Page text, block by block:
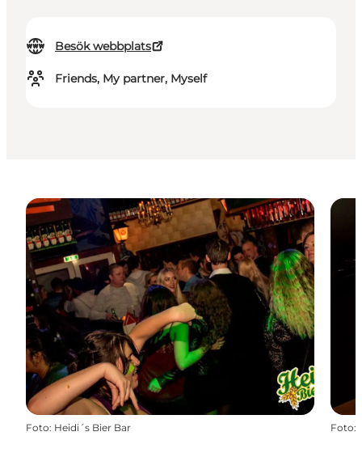
Besök webbplats
Friends, My partner, Myself
Foto: Heidi´s Bier Bar Foto: